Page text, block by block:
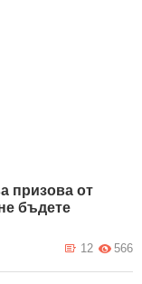
призова от
бъдете
566
12